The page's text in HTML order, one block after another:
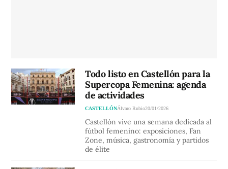
Todo listo en Castellón para la
Supercopa Femenina: agenda
de actividades
CASTELLÓNÁlvaro Rubio20/01/2026
Castellón vive una semana dedicada al
fútbol femenino: exposiciones, Fan
Zone, música, gastronomía y partidos
de élite